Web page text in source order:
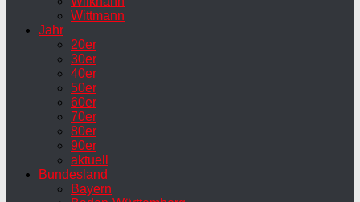
Wittmann
Jahr
20er
30er
40er
50er
60er
70er
80er
90er
aktuell
Bundesland
Bayern